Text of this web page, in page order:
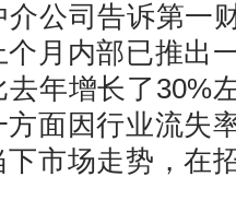
公司告诉第一
月内部已推出
年增长了30%
面因行业流失
市场走势，在